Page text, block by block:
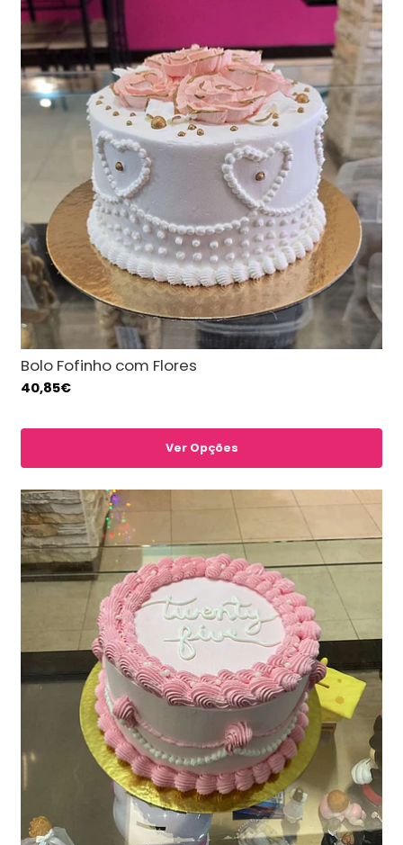
Bolo Fofinho com Flores
40,85€
Ver Opções